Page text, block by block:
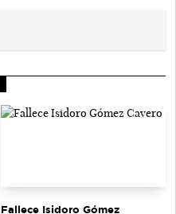
Fallece Isidoro Gómez